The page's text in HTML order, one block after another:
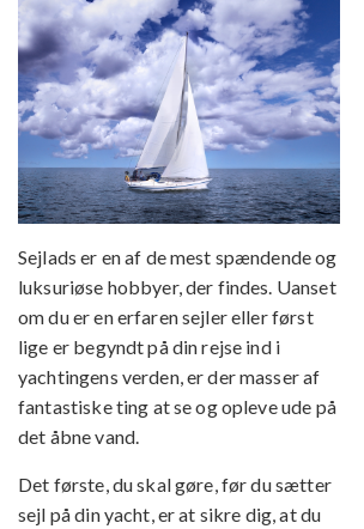
Sejlads er en af de mest spændende og
luksuriøse hobbyer, der findes. Uanset
om du er en erfaren sejler eller først
lige er begyndt på din rejse ind i
yachtingens verden, er der masser af
fantastiske ting at se og opleve ude på
det åbne vand.
Det første, du skal gøre, før du sætter
sejl på din yacht, er at sikre dig, at du